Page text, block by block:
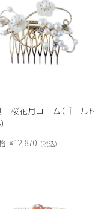
桜花月コーム（ゴールド
¥12,870 税込